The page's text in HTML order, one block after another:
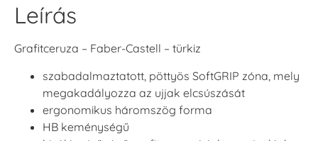
Leírás
Grafitceruza – Faber-Castell – türkiz
szabadalmaztatott, pöttyös SoftGRIP zóna, mely
megakadályozza az ujjak elcsúszását
ergonomikus háromszög forma
HB keménységű